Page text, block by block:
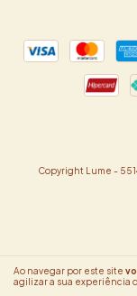
Ao navegar por este site
agilizar a sua experiência
Copyright Lume -